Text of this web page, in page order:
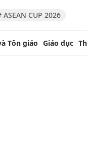
ASEAN CUP 2026
Tôn giáo Giáo dục